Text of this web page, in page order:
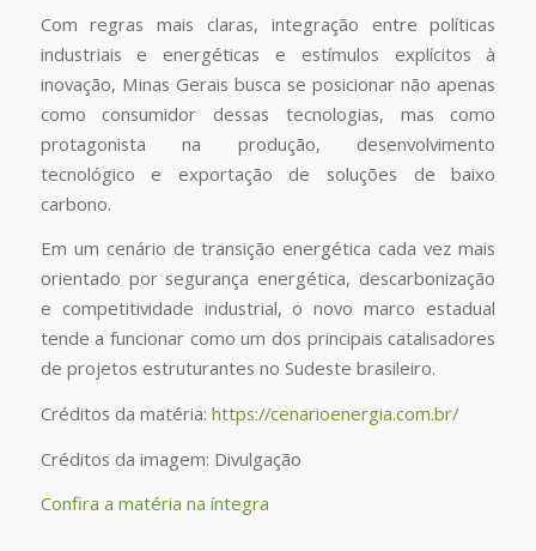
Com regras mais claras, integração entre políticas
industriais e energéticas e estímulos explícitos à
inovação, Minas Gerais busca se posicionar não apenas
como consumidor dessas tecnologias, mas como
protagonista na produção, desenvolvimento
tecnológico e exportação de soluções de baixo
carbono.
Em um cenário de transição energética cada vez mais
orientado por segurança energética, descarbonização
e competitividade industrial, o novo marco estadual
tende a funcionar como um dos principais catalisadores
de projetos estruturantes no Sudeste brasileiro.
Créditos da matéria: https://cenarioenergia.com.br/
Créditos da imagem: Divulgação
Confira a matéria na íntegra